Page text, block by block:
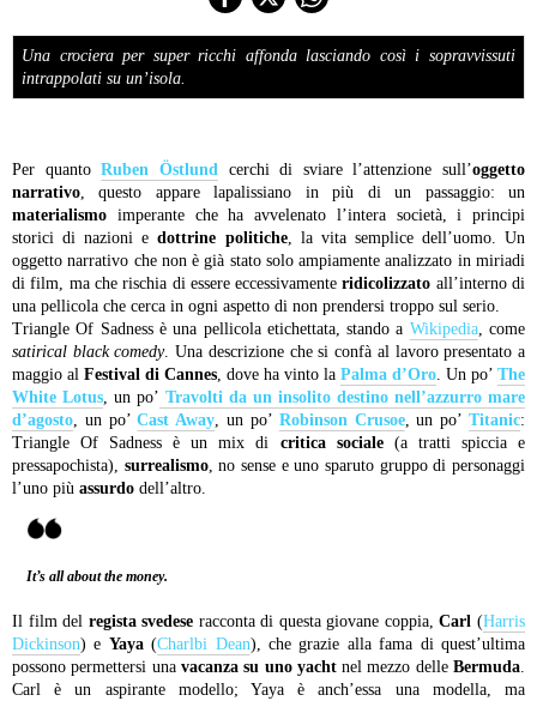
Una crociera per super ricchi affonda lasciando così i sopravvissuti
intrappolati su un’isola.
Per quantoRuben Östlundcerchi di sviare l’attenzione sull’oggetto
narrativo, questo appare lapalissiano in più di un passaggio: un
materialismo imperante che ha avvelenato l’intera società, i principi
storici di nazioni edottrine politiche, la vita semplice dell’uomo. Un
oggetto narrativo che non è già stato solo ampiamente analizzato in miriadi
di film, ma che rischia di essere eccessivamenteridicolizzato all’interno di
una pellicola che cerca in ogni aspetto di non prendersi troppo sul serio.
Triangle Of Sadness è una pellicola etichettata, stando a Wikipedia, come
satirical black comedy. Una descrizione che si confà al lavoro presentato a
maggio al Festival di Cannes, dove ha vinto la Palma d’Oro. Un po’ The
White Lotus, un po’ Travolti da un insolito destino nell’azzurro mare
d’agosto, un po’Cast Away, un po’ Robinson Crusoe, un po’Titanic:
Triangle Of Sadness è un mix di critica sociale(a tratti spiccia e
pressapochista), surrealismo, no sense e uno sparuto gruppo di personaggi
l’uno più assurdo dell’altro.
It’s all about the money.
Il film del regista svedese racconta di questa giovane coppia,Carl (Harris
Dickinson) e Yaya(Charlbi Dean), che grazie alla fama di quest’ultima
possono permettersi una vacanza su uno yachtnel mezzo delleBermuda.
Carl è un aspirante modello; Yaya è anch’essa una modella, ma